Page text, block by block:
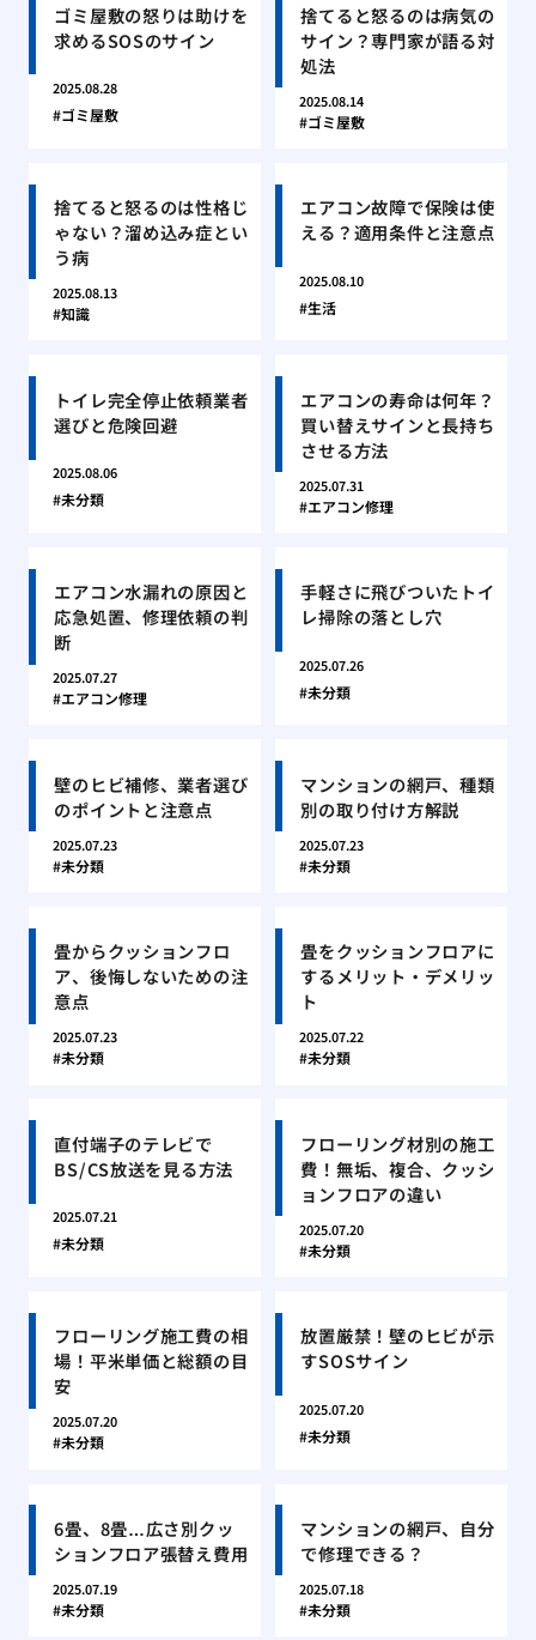
ゴミ屋敷の怒りは助けを
求めるSOSのサイン
2025.08.28
ゴミ屋敷
捨てると怒るのは病気の
サイン？専門家が語る対
処法
2025.08.14
ゴミ屋敷
捨てると怒るのは性格じ
ゃない？溜め込み症とい
う病
2025.08.13
知識
エアコン故障で保険は使
える？適用条件と注意点
2025.08.10
生活
トイレ完全停止依頼業者
選びと危険回避
2025.08.06
未分類
エアコンの寿命は何年？
買い替えサインと長持ち
させる方法
2025.07.31
エアコン修理
エアコン水漏れの原因と
応急処置、修理依頼の判
断
2025.07.27
エアコン修理
手軽さに飛びついたトイ
レ掃除の落とし穴
2025.07.26
未分類
壁のヒビ補修、業者選び
のポイントと注意点
2025.07.23
未分類
マンションの網戸、種類
別の取り付け方解説
2025.07.23
未分類
畳からクッションフロ
ア、後悔しないための注
意点
2025.07.23
未分類
畳をクッションフロアに
するメリット・デメリッ
ト
2025.07.22
未分類
直付端子のテレビで
BS/CS放送を見る方法
2025.07.21
未分類
フローリング材別の施工
費！無垢、複合、クッシ
ョンフロアの違い
2025.07.20
未分類
フローリング施工費の相
場！平米単価と総額の目
安
2025.07.20
未分類
放置厳禁！壁のヒビが示
すSOSサイン
2025.07.20
未分類
6畳、8畳…広さ別クッ
ションフロア張替え費用
2025.07.19
未分類
マンションの網戸、自分
で修理できる？
2025.07.18
未分類